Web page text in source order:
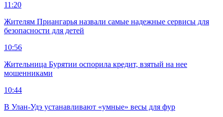
11:20
Жителям Приангарья назвали самые надежные сервисы для
безопасности для детей
10:56
Жительница Бурятии оспорила кредит, взятый на нее
мошенниками
10:44
В Улан-Удэ устанавливают «умные» весы для фур